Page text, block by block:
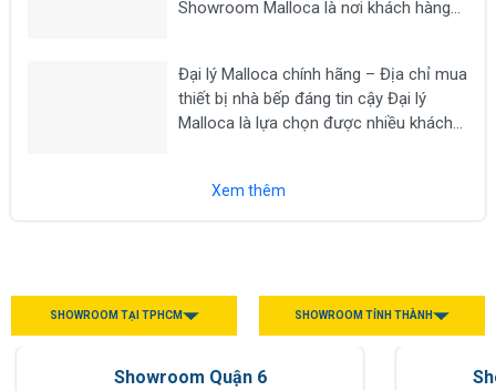
Showroom Malloca là nơi khách hàng
máy hút mùi, lò nướng, lò vi sóng, máy...
Đại lý Malloca chính hãng – Địa chỉ mua
thiết bị nhà bếp đáng tin cậy Đại lý
Malloca là lựa chọn được nhiều khách
máy hút...
Xem thêm
SHOWROOM TẠI TPHCM SHOWROOM TỈNH THÀNH
Showroom Quận 6